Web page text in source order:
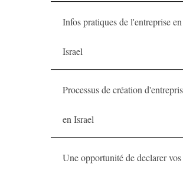
Infos pratiques de l'entreprise en
Israel
Processus de création
en Israel
Une opportunité de declarer vos